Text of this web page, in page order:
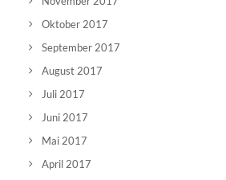
Oktober 2017
September 2017
August 2017
Juli 2017
Juni 2017
Mai 2017
April 2017